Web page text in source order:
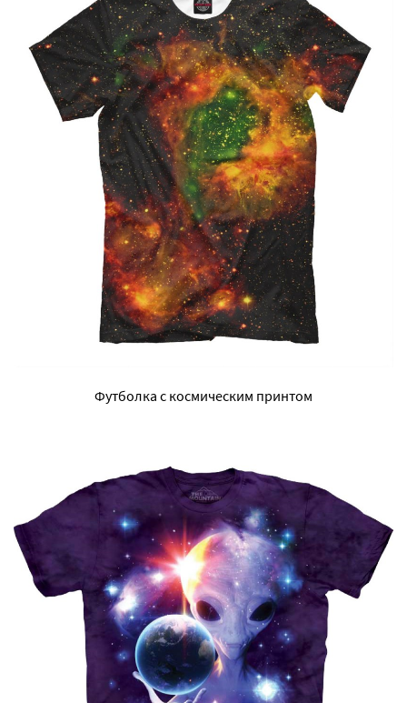
Футболка с космическим принтом